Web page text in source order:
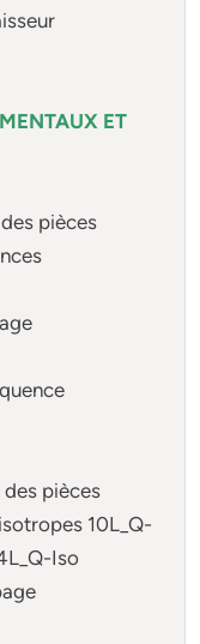
ET
pièces
pièces
10L_Q-
Iso